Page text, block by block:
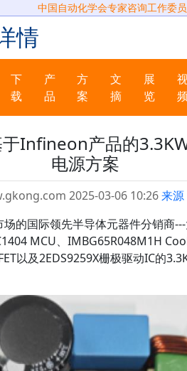
中国自动化学会专家咨询工作委
情
下
载
产
品
方
案
文
摘
展
览
频
Infineon产品的
电源方案
2025-03-06 10:26来源
的国际领先半导体元器件分销商
MCU、IMBG65R048M1H
以及2EDS9259X栅极驱动IC的